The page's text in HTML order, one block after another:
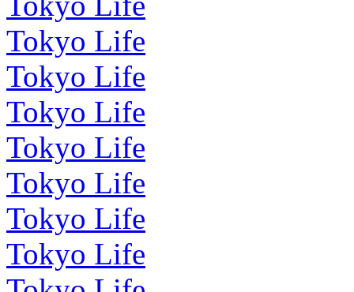
Tokyo Life
Tokyo Life
Tokyo Life
Tokyo Life
Tokyo Life
Tokyo Life
Tokyo Life